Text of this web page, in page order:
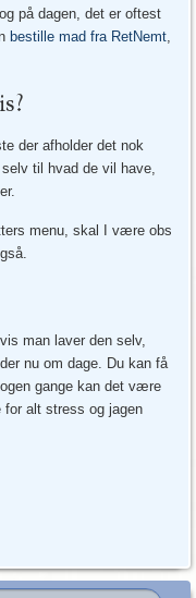
på dagen, det er oftest
bestille mad fra RetNemt
der afholder det nok
til hvad de vil have,
menu, skal I være obs
man laver den selv,
nu om dage. Du kan få
gange kan det være
alt stress og jagen